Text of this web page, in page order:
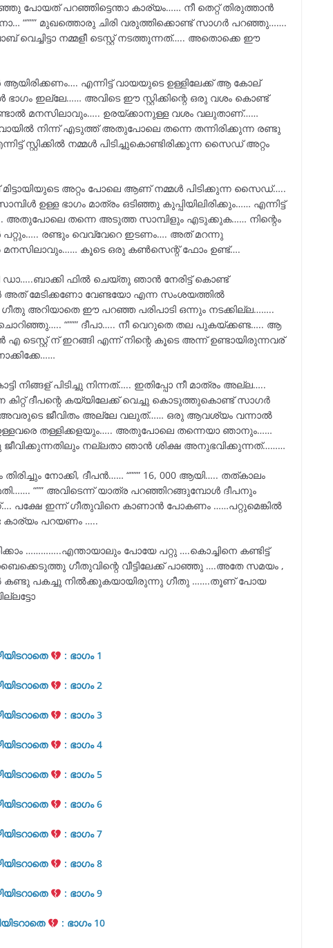
പോയത് പറഞ്ഞിട്ടെന്താ കാര്യം…… നീ തെറ്റ് തിരുത്താൻ
“””” മുഖത്തൊരു ചിരി വരുത്തിക്കൊണ്ട് സാഗർ പറഞ്ഞു…….
വെച്ചിട്ടാ നമ്മളീ ടെസ്റ്റ്‌ നടത്തുന്നത്….. അതൊക്കെ ഈ
എന്നിട്ട് വായയുടെ ഉള്ളിലേക്ക് ആ കോല്
ഭാഗം ഇല്ലേ…… അവിടെ ഈ സ്റ്റിക്കിന്റെ ഒരു വശം കൊണ്ട്
മനസിലാവും….. ഉരയ്ക്കാനുള്ള വശം വലുതാണ്……
നിന്ന് എടുത്ത് അതുപോലെ തന്നെ തന്നിരിക്കുന്ന രണ്ടു
സ്റ്റിക്കിൽ നമ്മൾ പിടിച്ചുകൊണ്ടിരിക്കുന്ന സൈഡ് അറ്റം
അറ്റം പോലെ ആണ് നമ്മൾ പിടിക്കുന്ന സൈഡ്…..
ഉള്ള ഭാഗം മാത്രം ഒടിഞ്ഞു കുപ്പിയിലിരിക്കും…… എന്നിട്ട്
തന്നെ അടുത്ത സാമ്പിളും എടുക്കുക…… നിന്റെം
രണ്ടും വെവ്വേറെ ഇടണം…. അത് മറന്നു
മനസിലാവും…… കൂടെ ഒരു കൺസെന്റ് ഫോം ഉണ്ട്….
ഫിൽ ചെയ്തു ഞാൻ നേരിട്ട് കൊണ്ട്
അത് മേടിക്കണോ വേണ്ടയോ എന്ന സംശയത്തിൽ
ഗീതു അറിയാതെ ഈ പറഞ്ഞ പരിപാടി ഒന്നും നടക്കില്ല……..
“””” ദീപാ….. നീ വെറുതെ തല പുകയ്ക്കണ്ട….. ആ
എ ടെസ്റ്റ് ന് ഇറങ്ങി എന്ന് നിന്റെ കൂടെ അന്ന് ഉണ്ടായിരുന്നവര്
നിങ്ങള് പിടിച്ചു നിന്നത്….. ഇതിപ്പോ നീ മാത്രം അല്ല…..
കിറ്റ് ദീപന്റെ കയ്യിലേക്ക് വെച്ചു കൊടുത്തുകൊണ്ട് സാഗർ
അവരുടെ ജീവിതം അല്ലേ വലുത്…… ഒരു ആവശ്യം വന്നാൽ
തള്ളിക്കളയും….. അതുപോലെ തന്നെയാ ഞാനും……
ജീവിക്കുന്നതിലും നല്ലതാ ഞാൻ ശിക്ഷ അനുഭവിക്കുന്നത്………
തിരിച്ചും നോക്കി, ദീപൻ…… “””” 16, 000 ആയി….. തത്കാലം
“”” അവിടെന്ന് യാത്ര പറഞ്ഞിറങ്ങുമ്പോൾ ദീപനും
ഇന്ന് ഗീതുവിനെ കാണാൻ പോകണം ……പറ്റുമെങ്കിൽ
കാര്യം പറയണം …..
…………..എന്തായാലും പോയേ പറ്റു ….കൊച്ചിനെ കണ്ടിട്ട്
ഗീതുവിന്റെ വീട്ടിലേക്ക് പാഞ്ഞു ….അതേ സമയം ,
കണ്ടു പകച്ചു നിൽക്കുകയായിരുന്നു ഗീതു …….തൂണ് പോയ
: ഭാഗം 1
: ഭാഗം 2
: ഭാഗം 3
: ഭാഗം 4
: ഭാഗം 5
: ഭാഗം 6
: ഭാഗം 7
: ഭാഗം 8
: ഭാഗം 9
: ഭാഗം 10